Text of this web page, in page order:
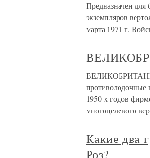
Предназначен
экземпляров
марта 1971 г.
противолодочные
1950-х годов
многоцелевого
Какие два
Роз?